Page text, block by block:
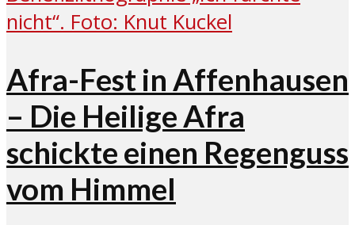
Afra-Fest in Affenhausen
– Die Heilige Afra
schickte einen Regenguss
vom Himmel